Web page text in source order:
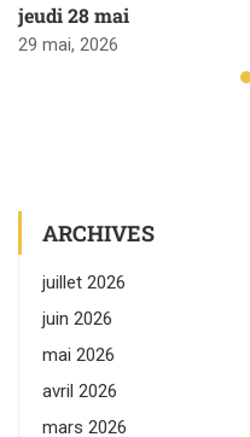
jeudi 28 mai
29 mai, 2026
ARCHIVES
juillet 2026
juin 2026
mai 2026
avril 2026
mars 2026